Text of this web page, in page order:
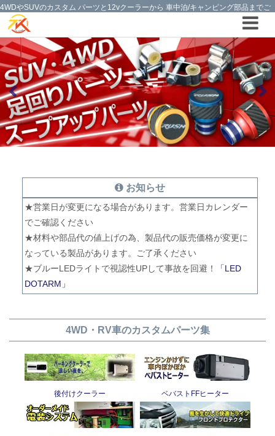
4WDやSUVのカスタム パーツと12vクーラーから 車中泊/キャンピング部品までご
提案の T.K TECH 埼玉
お知らせ
★営業日が変更になる場合があります。営業日カレンダー
でご確認ください
★材料や部品代の値上げの為、製品代の販売価格が変更に
なっている製品があります。ご了承ください
★ブルーLEDライトで視認性UPして事故を回避！
「LED
DOTARM」
4WD・RV車のカスタムパーツ集
後付けクーラー ベバストFFヒーター